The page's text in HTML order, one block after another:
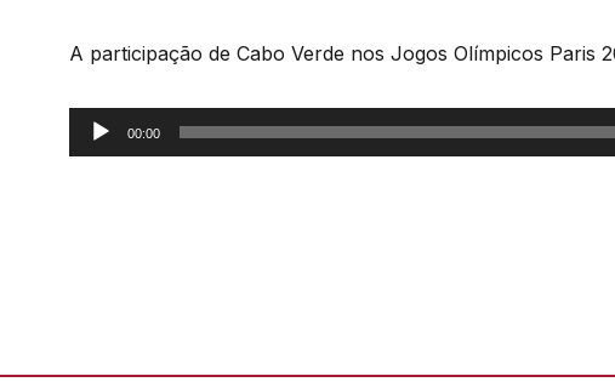
A participação de Cabo Verde nos Jogos Olímpicos Paris
Reprodutor
de
00:00